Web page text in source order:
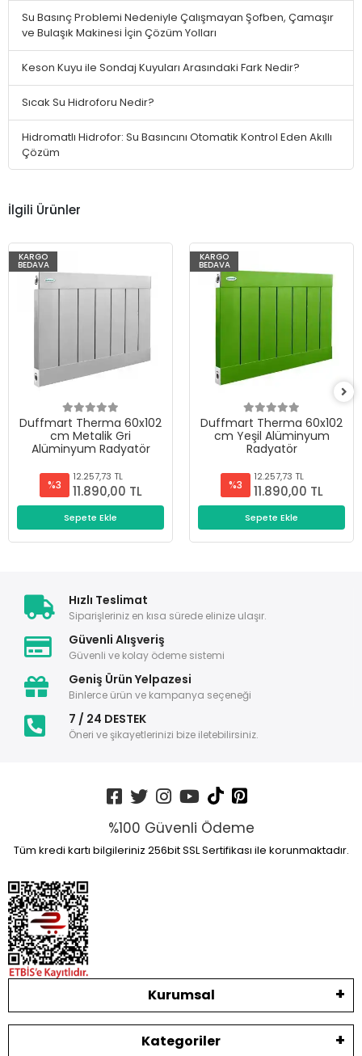
Su Basınç Problemi Nedeniyle Çalışmayan Şofben, Çamaşır
ve Bulaşık Makinesi İçin Çözüm Yolları
Keson Kuyu ile Sondaj Kuyuları Arasındaki Fark Nedir?
Sıcak Su Hidroforu Nedir?
Hidromatlı Hidrofor: Su Basıncını Otomatik Kontrol Eden Akıllı
Çözüm
İlgili Ürünler
KARGO
BEDAVA
Duffmart Therma 60x102
cm Metalik Gri
Alüminyum Radyatör
%3
12.257,73 TL
11.890,00 TL
Sepete Ekle
KARGO
BEDAVA
Duffmart Therma 60x102
cm Yeşil Alüminyum
Radyatör
%3
12.257,73 TL
11.890,00 TL
Sepete Ekle
Hızlı Teslimat
Siparişleriniz en kısa sürede elinize ulaşır.
Güvenli Alışveriş
Güvenli ve kolay ödeme sistemi
Geniş Ürün Yelpazesi
Binlerce ürün ve kampanya seçeneği
7 / 24 DESTEK
Öneri ve şikayetlerinizi bize iletebilirsiniz.
%100 Güvenli Ödeme
Tüm kredi kartı bilgileriniz 256bit SSL Sertifikası ile korunmaktadır.
Kurumsal
Kategoriler